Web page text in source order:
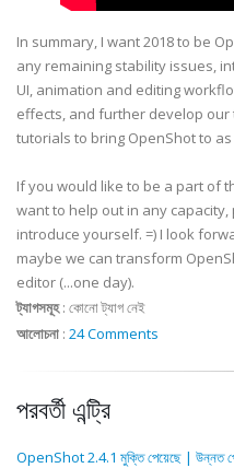
In summary, I want 2018 to be
any remaining stability issues,
UI, animation and editing
effects, and further develop
tutorials to bring OpenShot to
If you would like to be a part of
want to help out in any capacity,
introduce yourself. =) I look
maybe we can transform
editor (...one day).
ট্যাগসমূহ: কোনো ট্যাগ নেই
আলোচনা : 24 Comments
পরবর্তী এন্ট্রি
OpenShot 2.4.1 মুক্তি পেয়েছে | উন্নত